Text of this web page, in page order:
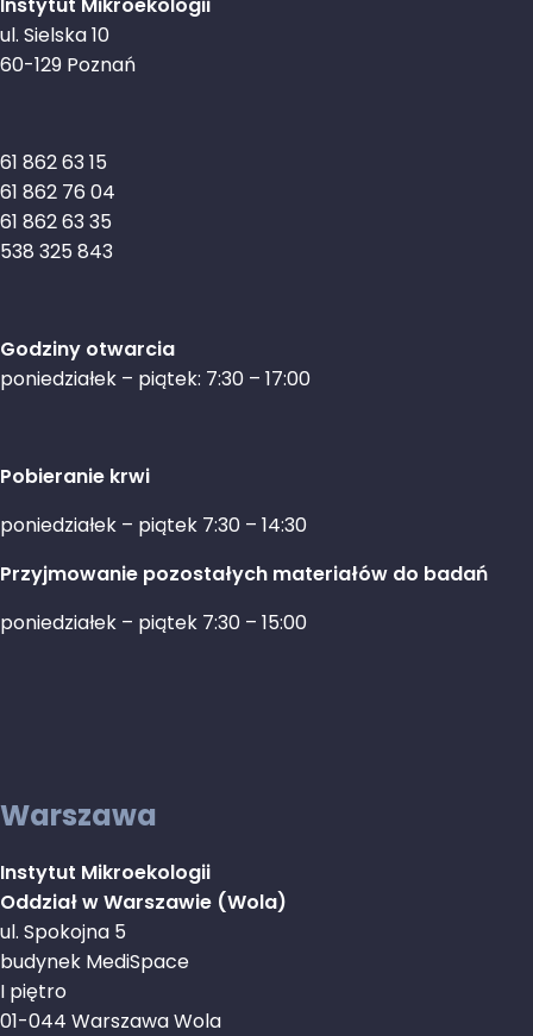
ul. Sielska 10
60-129 Poznań
61 862 63 15
61 862 76 04
61 862 63 35
538 325 843
Godziny otwarcia
poniedziałek – piątek: 7:30 – 17:00
Pobieranie krwi
poniedziałek – piątek 7:30 – 14:30
Przyjmowanie pozostałych materiałów do badań
poniedziałek – piątek 7:30 – 15:00
Warszawa
Instytut Mikroekologii
Oddział w Warszawie (Wola)
ul. Spokojna 5
budynek MediSpace
I piętro
01-044 Warszawa Wola